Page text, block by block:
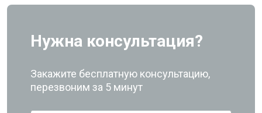
Нужна консультация?
Закажите бесплатную консультацию,
перезвоним за 5 минут